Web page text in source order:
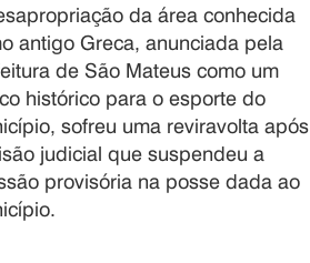
da área conhecida
antigo Greca, anunciada pela
de São Mateus como um
histórico para o esporte do
sofreu uma reviravolta após
judicial que suspendeu a
provisória na posse dada ao